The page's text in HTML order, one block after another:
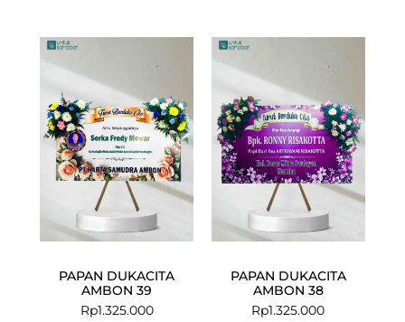
PAPAN DUKACITA
AMBON 39
Rp1.325.000
PAPAN DUKACITA
AMBON 38
Rp1.325.000